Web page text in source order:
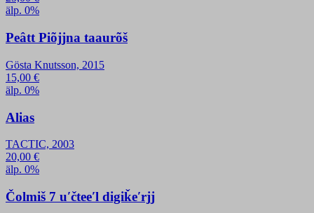
älp. 0%
Peâtt Piõjjna taaurõš
Gösta Knutsson, 2015
15,00 €
älp. 0%
Alias
TACTIC, 2003
20,00 €
älp. 0%
Čolmiš 7 uʹčteeʹl digiǩeʹrjj